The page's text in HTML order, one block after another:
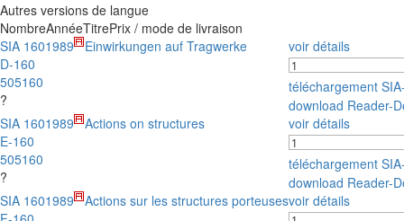
Autres versions de langue
NombreAnnéeTitrePrix / mode de livraison
SIA 160
D-160
505160
?
1989 Einwirkungen auf Tragwerke voir détails
téléchargement
download Reader-
SIA 160
E-160
505160
?
1989 Actions on structures voir détails
téléchargement
download Reader-
SIA 1601989 Actions sur les structures porteusesvoir détails